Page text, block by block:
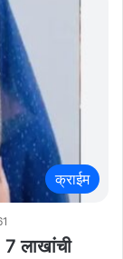
क्राईम
7 लाखांची